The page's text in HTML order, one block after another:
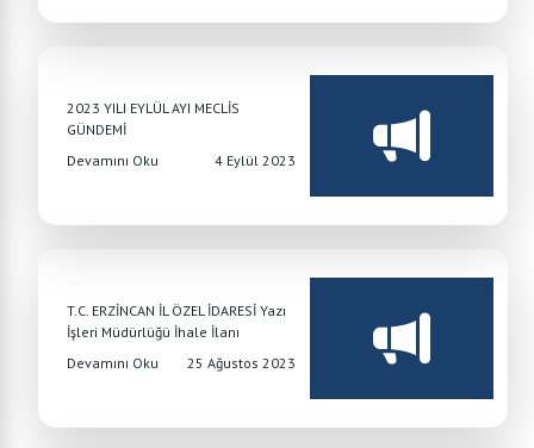
2023 YILI EYLÜL AYI MECLİS
GÜNDEMİ
Devamını Oku
4 Eylül 2023
T.C. ERZİNCAN İL ÖZEL İDARESİ Yazı
İşleri Müdürlüğü İhale İlanı
Devamını Oku
25 Ağustos 2023